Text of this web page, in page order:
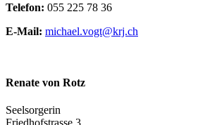
Telefon: 055 225 78 36
E-Mail: michael.vogt@krj.ch
Renate von Rotz
Seelsorgerin